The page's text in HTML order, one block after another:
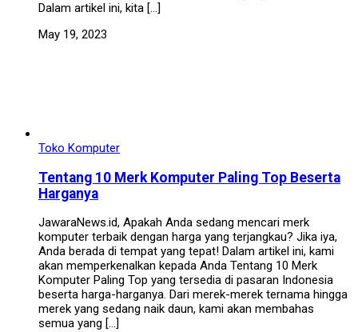
Dalam artikel ini, kita […]
May 19, 2023
Toko Komputer
Tentang 10 Merk Komputer Paling Top Beserta
Harganya
JawaraNews.id, Apakah Anda sedang mencari merk
komputer terbaik dengan harga yang terjangkau? Jika iya,
Anda berada di tempat yang tepat! Dalam artikel ini, kami
akan memperkenalkan kepada Anda Tentang 10 Merk
Komputer Paling Top yang tersedia di pasaran Indonesia
beserta harga-harganya. Dari merek-merek ternama hingga
merek yang sedang naik daun, kami akan membahas
semua yang […]